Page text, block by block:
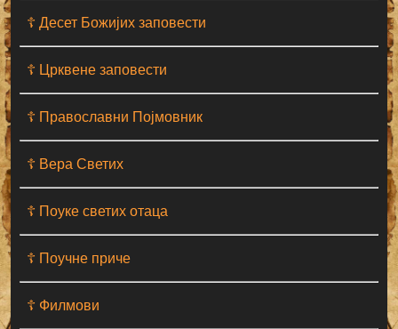
☦ Десет Божијих заповести
☦ Црквене заповести
☦ Православни Појмовник
☦ Вера Светих
☦ Поуке светих отаца
☦ Поучне приче
☦ Филмови